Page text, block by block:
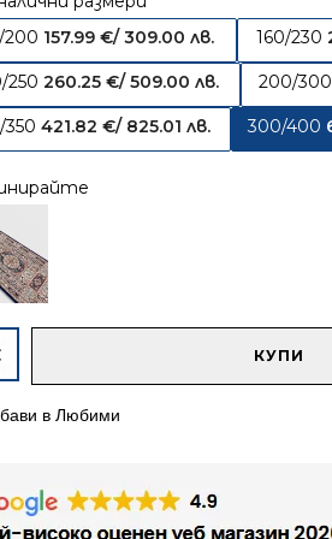
200 157.99€/ 309.00 лв. 160/230
250 260.25 €/ 509.00 лв. 200/300
421.82 €/ 825.01 лв. 300/400
КУПИ
в Любими